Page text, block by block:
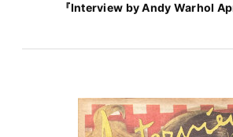
『Interview by Andy Warhol